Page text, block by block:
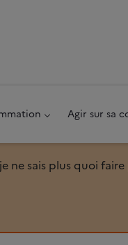
Agir sur sa
ne sais plus quoi